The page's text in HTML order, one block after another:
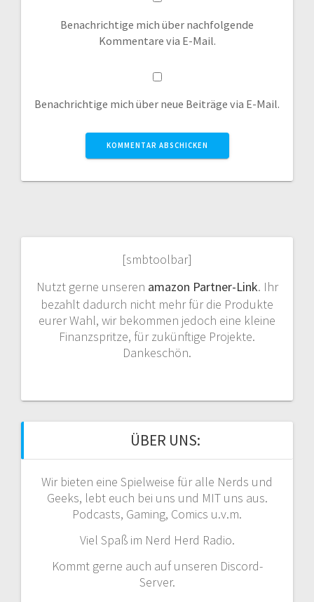
Benachrichtige mich über nachfolgende
Kommentare via E-Mail.
Benachrichtige mich über neue Beiträge via E-Mail.
[smbtoolbar]
Nutzt gerne unseren amazon Partner-Link. Ihr
bezahlt dadurch nicht mehr für die Produkte
eurer Wahl, wir bekommen jedoch eine kleine
Finanzspritze, für zukünftige Projekte.
Dankeschön.
ÜBER UNS:
Wir bieten eine Spielweise für alle Nerds und
Geeks, lebt euch bei uns und MIT uns aus.
Podcasts, Gaming, Comics u.v.m.
Viel Spaß im Nerd Herd Radio.
Kommt gerne auch auf unseren Discord-
Server.